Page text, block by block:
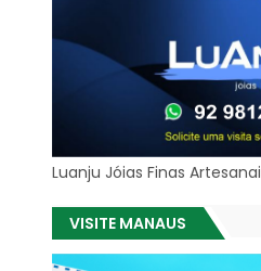
Luanju Jóias Finas
VISITE MANAUS